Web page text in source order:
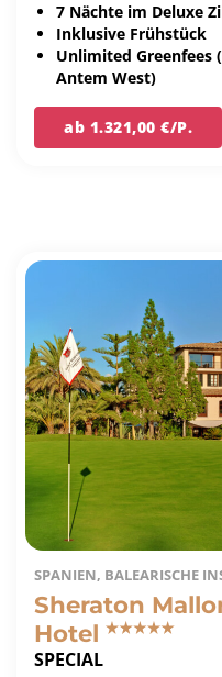
7 Nächte im Deluxe
Inklusive Frühstück
Unlimited Greenfees
Antem West)
ab 1.321,00 €/P.
SPANIEN, BALEARISCHE
Sheraton
Hotel
SPECIAL